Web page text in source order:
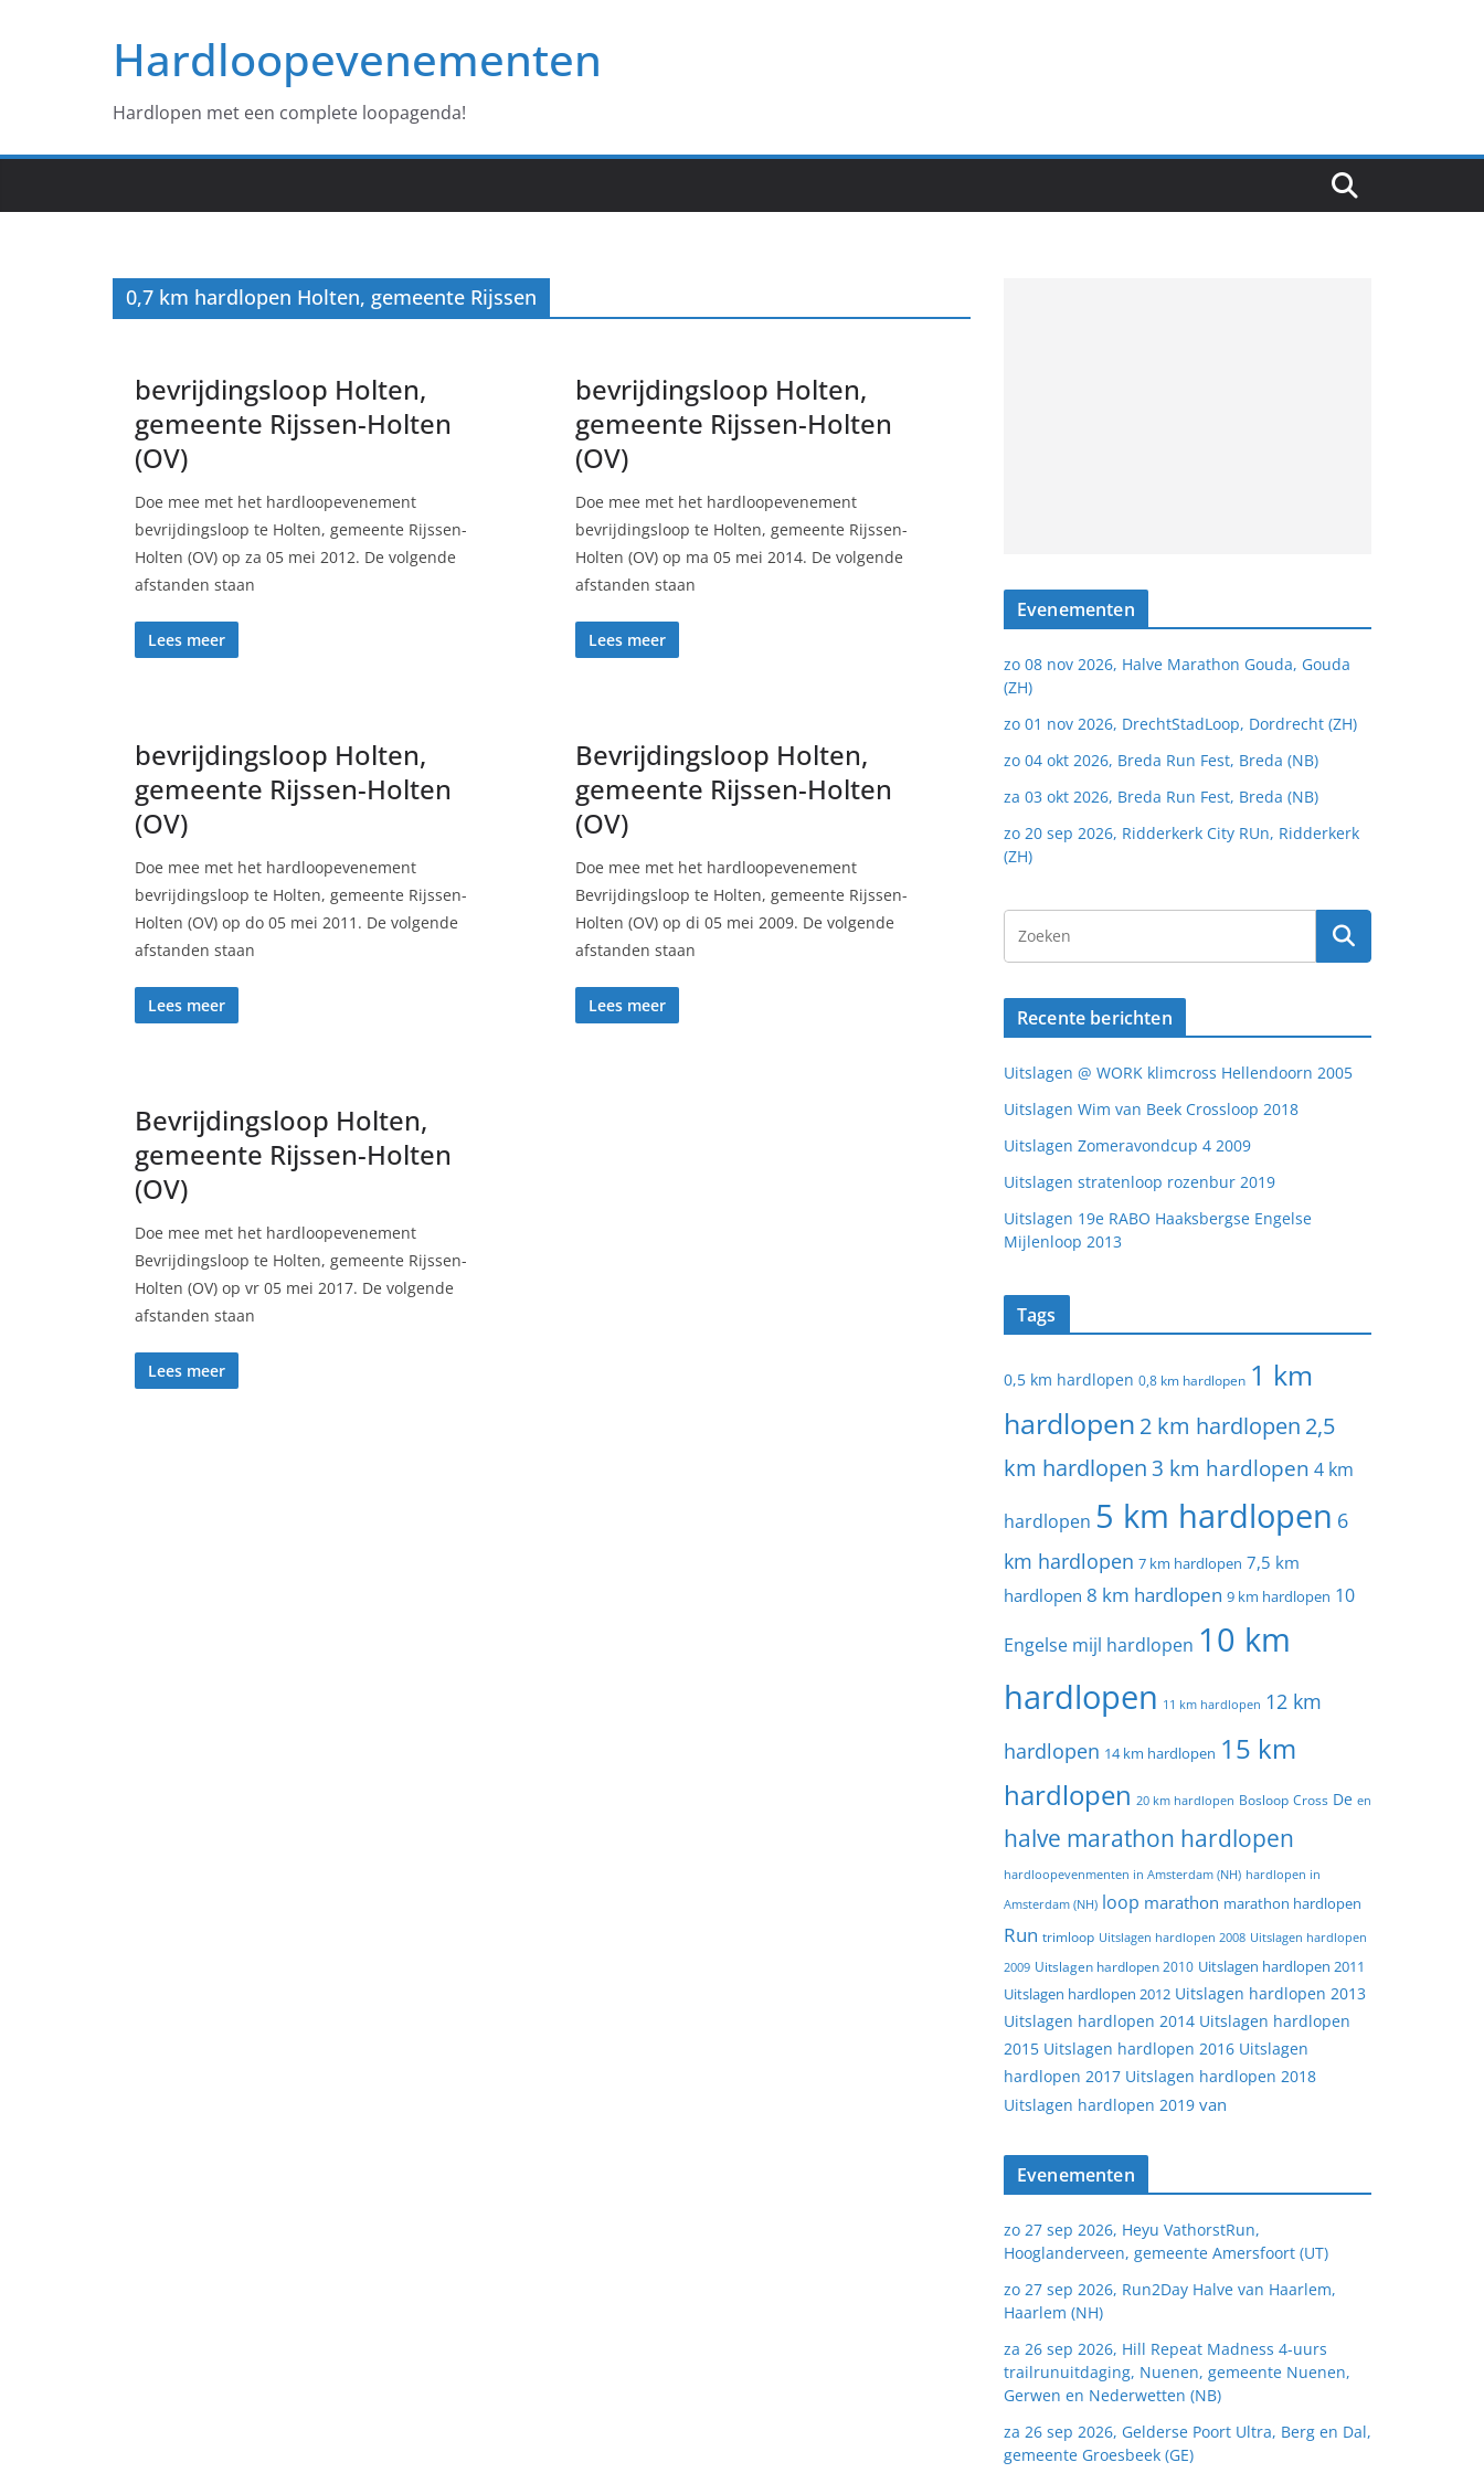
Hardloopevenementen
Hardlopen met een complete loopagenda!
0,7 km hardlopen Holten, gemeente Rijssen
bevrijdingsloop Holten,
gemeente Rijssen-Holten
(OV)
Doe mee met het hardloopevenement
bevrijdingsloop te Holten, gemeente Rijssen-
Holten (OV) op za 05 mei 2012. De volgende
afstanden staan
Lees meer
bevrijdingsloop Holten,
gemeente Rijssen-Holten
(OV)
Doe mee met het hardloopevenement
bevrijdingsloop te Holten, gemeente Rijssen-
Holten (OV) op ma 05 mei 2014. De volgende
afstanden staan
Lees meer
bevrijdingsloop Holten,
gemeente Rijssen-Holten
(OV)
Doe mee met het hardloopevenement
bevrijdingsloop te Holten, gemeente Rijssen-
Holten (OV) op do 05 mei 2011. De volgende
afstanden staan
Lees meer
Bevrijdingsloop Holten,
gemeente Rijssen-Holten
(OV)
Doe mee met het hardloopevenement
Bevrijdingsloop te Holten, gemeente Rijssen-
Holten (OV) op di 05 mei 2009. De volgende
afstanden staan
Lees meer
Bevrijdingsloop Holten,
gemeente Rijssen-Holten
(OV)
Doe mee met het hardloopevenement
Bevrijdingsloop te Holten, gemeente Rijssen-
Holten (OV) op vr 05 mei 2017. De volgende
afstanden staan
Lees meer
Evenementen
zo 08 nov 2026, Halve Marathon Gouda, Gouda
(ZH)
zo 01 nov 2026, DrechtStadLoop, Dordrecht (ZH)
zo 04 okt 2026, Breda Run Fest, Breda (NB)
za 03 okt 2026, Breda Run Fest, Breda (NB)
zo 20 sep 2026, Ridderkerk City RUn, Ridderkerk
(ZH)
Recente berichten
Uitslagen @ WORK klimcross Hellendoorn 2005
Uitslagen Wim van Beek Crossloop 2018
Uitslagen Zomeravondcup 4 2009
Uitslagen stratenloop rozenbur 2019
Uitslagen 19e RABO Haaksbergse Engelse
Mijlenloop 2013
Tags
0,5 km hardlopen 0,8 km hardlopen 1 km
hardlopen 2 km hardlopen 2,5
km hardlopen 3 km hardlopen 4 km
hardlopen 5 km hardlopen 6
km hardlopen 7 km hardlopen 7,5 km
hardlopen 8 km hardlopen 9 km hardlopen 10
Engelse mijl hardlopen 10 km
hardlopen 11 km hardlopen 12 km
hardlopen 14 km hardlopen 15 km
hardlopen 20 km hardlopen Bosloop Cross De en
halve marathon hardlopen
hardloopevenmenten in Amsterdam (NH) hardlopen in
Amsterdam (NH) loop marathon marathon hardlopen
Run trimloop Uitslagen hardlopen 2008 Uitslagen hardlopen
2009 Uitslagen hardlopen 2010 Uitslagen hardlopen 2011
Uitslagen hardlopen 2012 Uitslagen hardlopen 2013
Uitslagen hardlopen 2014 Uitslagen hardlopen
2015 Uitslagen hardlopen 2016 Uitslagen
hardlopen 2017 Uitslagen hardlopen 2018
Uitslagen hardlopen 2019 van
Evenementen
zo 27 sep 2026, Heyu VathorstRun,
Hooglanderveen, gemeente Amersfoort (UT)
zo 27 sep 2026, Run2Day Halve van Haarlem,
Haarlem (NH)
za 26 sep 2026, Hill Repeat Madness 4-uurs
trailrunuitdaging, Nuenen, gemeente Nuenen,
Gerwen en Nederwetten (NB)
za 26 sep 2026, Gelderse Poort Ultra, Berg en Dal,
gemeente Groesbeek (GE)